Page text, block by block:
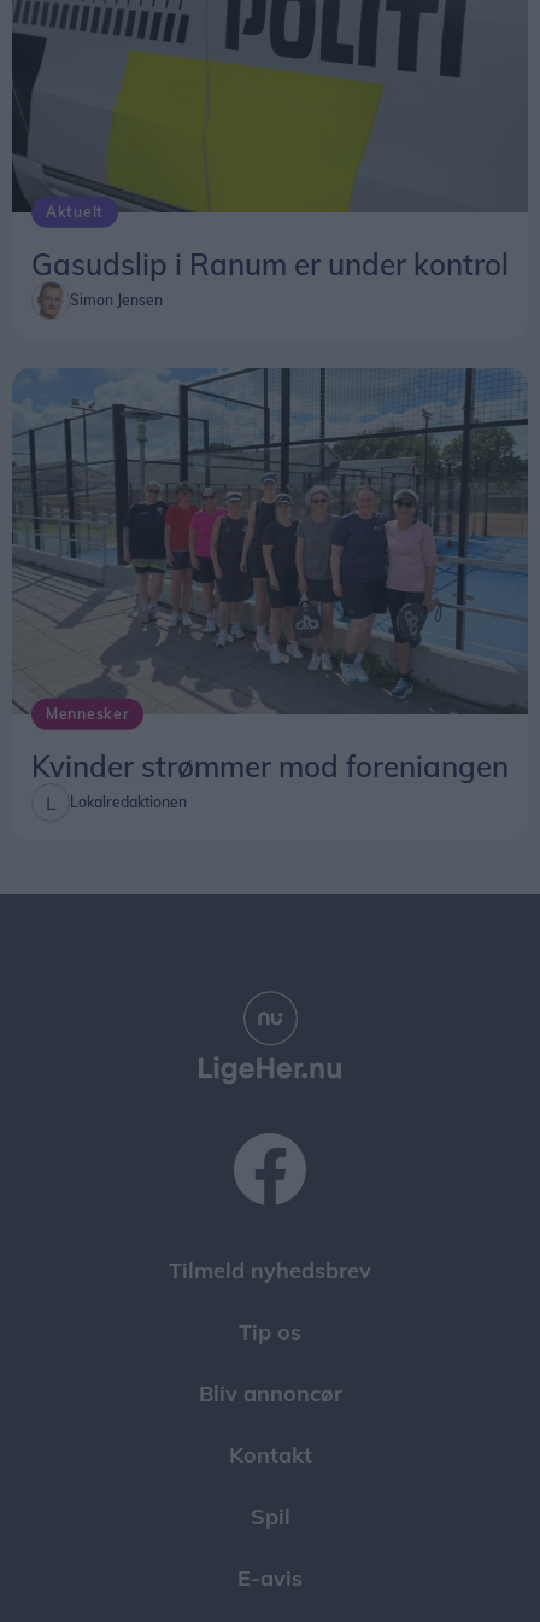
Aktuelt
Gasudslip i Ranum er under kontrol
Simon Jensen
Mennesker
Kvinder strømmer mod foreniangen
Lokalredaktionen
Tilmeld nyhedsbrev
Tip os
Bliv annoncør
Kontakt
Spil
E-avis